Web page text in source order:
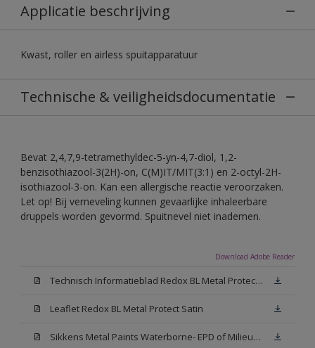
Applicatie beschrijving
Kwast, roller en airless spuitapparatuur
Technische & veiligheidsdocumentatie
Bevat 2,4,7,9-tetramethyldec-5-yn-4,7-diol, 1,2-
benzisothiazool-3(2H)-on, C(M)IT/MIT(3:1) en 2-octyl-2H-
isothiazool-3-on. Kan een allergische reactie veroorzaken.
Let op! Bij verneveling kunnen gevaarlijke inhaleerbare
druppels worden gevormd. Spuitnevel niet inademen.
Download Adobe Reader
Technisch Informatieblad Redox BL Metal Protect (PDF)
Leaflet Redox BL Metal Protect Satin
Sikkens Metal Paints Waterborne- EPD of Milieuproductverklaring